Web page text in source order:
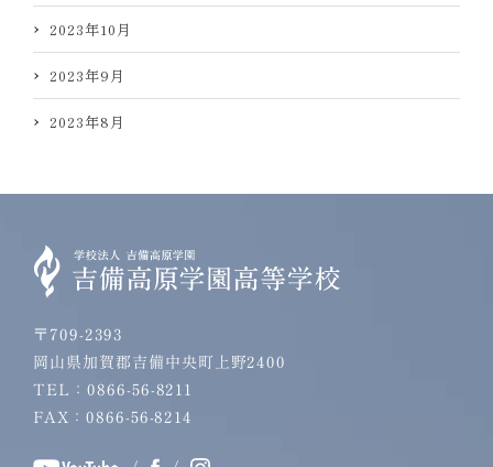
2023年10月
2023年9月
2023年8月
〒709-2393
岡山県加賀郡吉備中央町上野2400
TEL：0866-56-8211
FAX：0866-56-8214